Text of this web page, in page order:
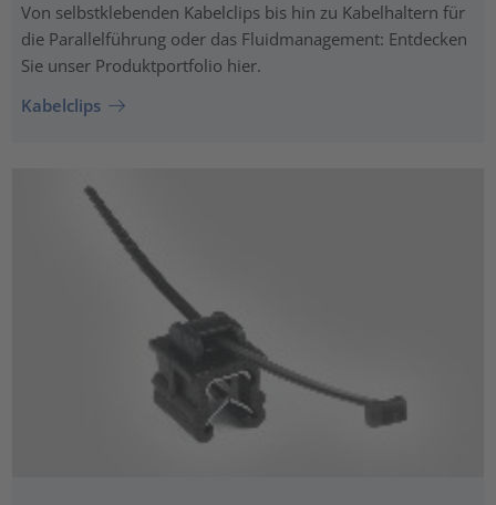
Von selbstklebenden Kabelclips bis hin zu Kabelhaltern für
die Parallelführung oder das Fluidmanagement: Entdecken
Sie unser Produktportfolio hier.
Kabelclips